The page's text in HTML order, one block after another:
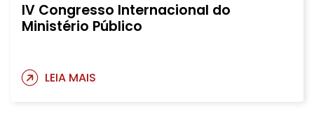
IV Congresso Internacional do
Ministério Público
LEIA MAIS